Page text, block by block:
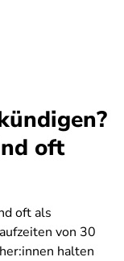
oft
oft als
von 30
halten